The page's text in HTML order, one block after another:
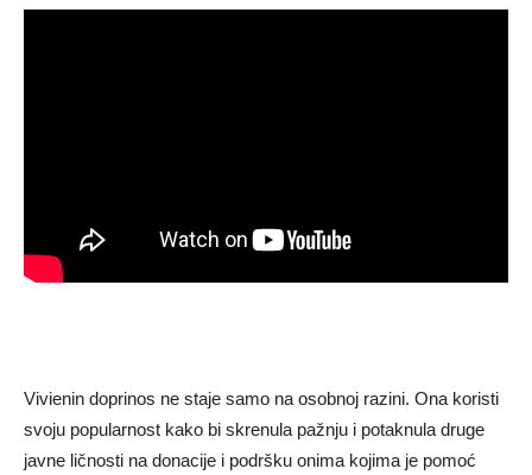
Vivienin doprinos ne staje samo na osobnoj razini. Ona koristi
svoju popularnost kako bi skrenula pažnju i potaknula druge
javne ličnosti na donacije i podršku onima kojima je pomoć